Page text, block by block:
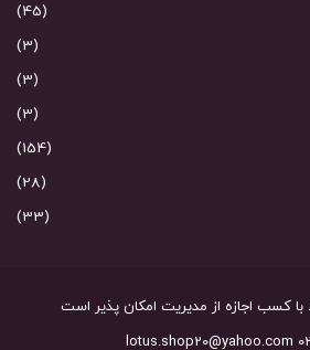
(45)
(3)
(3)
(3)
(154)
(28)
(33)
کسب اجازه از مدیریت امکان پذیر است